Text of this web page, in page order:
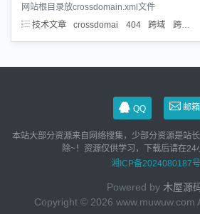
网站根目录放crossdomain.xml文件
技术文章
crossdomai 404 跨域 跨域问题
QQ 邮箱
本站大部分资源来自网络搜集，少部分资源是站
除~！资源仅供学习，下载后请在24
湘ICP备2024080187
Powered by 木屋源
Copyright © 2026 www.muwuw.com